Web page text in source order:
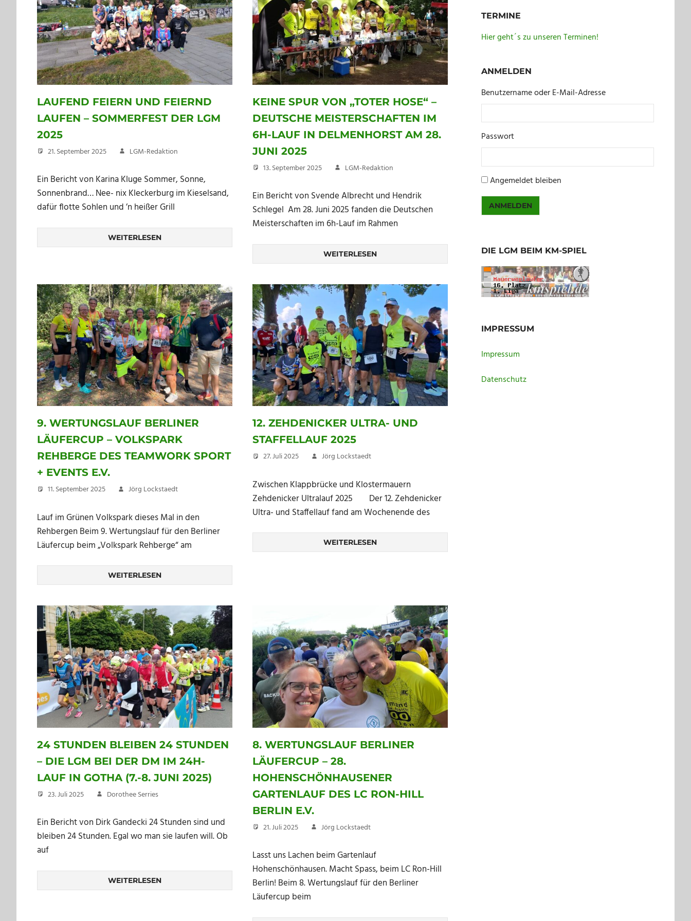
LAUFEND FEIERN UND FEIERND
LAUFEN – SOMMERFEST DER LGM
2025
21. September 2025 LGM-Redaktion
Ein Bericht von Karina Kluge Sommer, Sonne,
Sonnenbrand… Nee- nix Kleckerburg im Kieselsand,
dafür flotte Sohlen und ’n heißer Grill
WEITERLESEN
KEINE SPUR VON „TOTER HOSE“ –
DEUTSCHE MEISTERSCHAFTEN IM
6H-LAUF IN DELMENHORST AM 28.
JUNI 2025
13. September 2025 LGM-Redaktion
Ein Bericht von Svende Albrecht und Hendrik
Schlegel Am 28. Juni 2025 fanden die Deutschen
Meisterschaften im 6h-Lauf im Rahmen
WEITERLESEN
9. WERTUNGSLAUF BERLINER
LÄUFERCUP – VOLKSPARK
REHBERGE DES TEAMWORK SPORT
+ EVENTS E.V.
11. September 2025 Jörg Lockstaedt
Lauf im Grünen Volkspark dieses Mal in den
Rehbergen Beim 9. Wertungslauf für den Berliner
Läufercup beim „Volkspark Rehberge“ am
WEITERLESEN
12. ZEHDENICKER ULTRA- UND
STAFFELLAUF 2025
27. Juli 2025 Jörg Lockstaedt
Zwischen Klappbrücke und Klostermauern
Zehdenicker Ultralauf 2025 Der 12. Zehdenicker
Ultra- und Staffellauf fand am Wochenende des
WEITERLESEN
24 STUNDEN BLEIBEN 24 STUNDEN
– DIE LGM BEI DER DM IM 24H-
LAUF IN GOTHA (7.-8. JUNI 2025)
23. Juli 2025 Dorothee Serries
Ein Bericht von Dirk Gandecki 24 Stunden sind und
bleiben 24 Stunden. Egal wo man sie laufen will. Ob
auf
WEITERLESEN
8. WERTUNGSLAUF BERLINER
LÄUFERCUP – 28.
HOHENSCHÖNHAUSENER
GARTENLAUF DES LC RON-HILL
BERLIN E.V.
21. Juli 2025 Jörg Lockstaedt
Lasst uns Lachen beim Gartenlauf
Hohenschönhausen. Macht Spass, beim LC Ron-Hill
Berlin! Beim 8. Wertungslauf für den Berliner
Läufercup beim
TERMINE
Hier geht´s zu unseren Terminen!
ANMELDEN
Benutzername oder E-Mail-Adresse
Passwort
Angemeldet bleiben
ANMELDEN
DIE LGM BEIM KM-SPIEL
IMPRESSUM
Impressum
Datenschutz